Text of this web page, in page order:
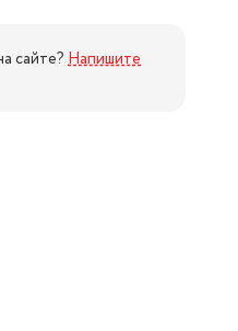
сайте? Напишите